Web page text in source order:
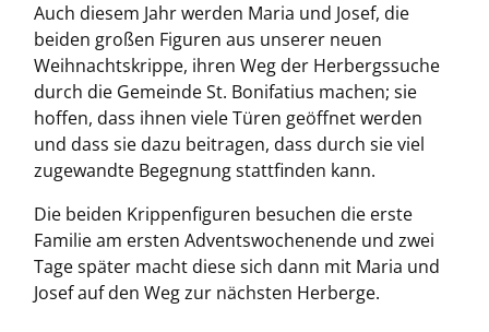
Auch diesem Jahr werden Maria und Josef, die
beiden großen Figuren aus unserer neuen
Weihnachtskrippe, ihren Weg der Herbergssuche
durch die Gemeinde St. Bonifatius machen; sie
hoffen, dass ihnen viele Türen geöffnet werden
und dass sie dazu beitragen, dass durch sie viel
zugewandte Begegnung stattfinden kann.
Die beiden Krippenfiguren besuchen die erste
Familie am ersten Adventswochenende und zwei
Tage später macht diese sich dann mit Maria und
Josef auf den Weg zur nächsten Herberge.